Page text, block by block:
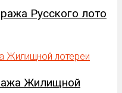
Русского лото
Жилищной